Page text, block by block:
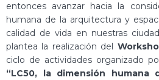
entonces avanzar hacia la
humana de la arquitectura y
calidad de vida en nuestras
plantea la realización del
ciclo de actividades organizado
“LC50, la dimensión humana